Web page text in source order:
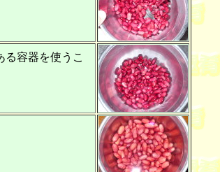
容器を使うこ